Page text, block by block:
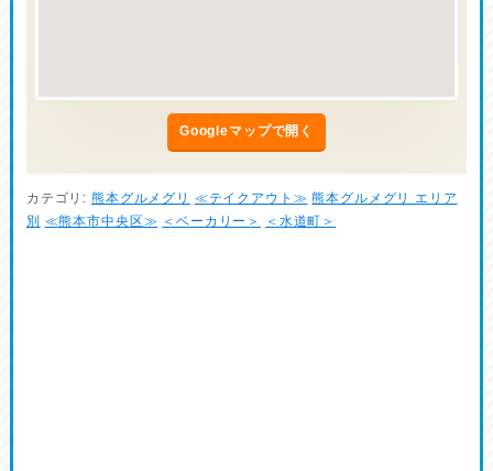
Googleマップで開く
カテゴリ: 熊本グルメグリ ≪テイクアウト≫ 熊本グルメグリ エリア
別
≪熊本市中央区≫ ＜ベーカリー＞ ＜水道町＞